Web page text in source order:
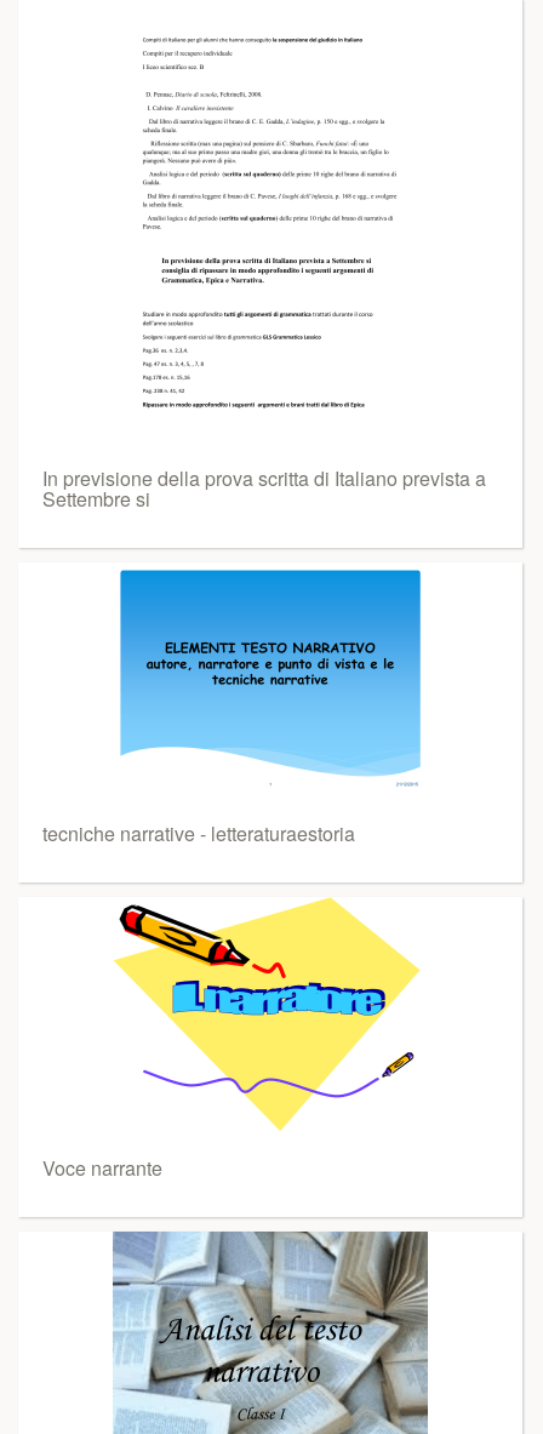
In previsione della prova scritta di Italiano prevista a
Settembre si
tecniche narrative - letteraturaestoria
Voce narrante